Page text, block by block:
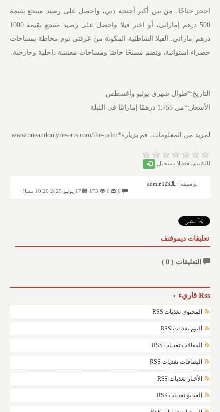
احجز جناحًا، من بين أكبر أجنحة دبي، واحصل على رصيد منتجع بقيمة
500 درهم إماراتي، أو اختر فيلا واحصل على رصيد منتجع بقيمة 1000
درهم إماراتي. الفيلا الشاطئية المكونة من غرفتي نوم محاطة بمساحات
خضراء استوائية، وتضم مسبحًا خاصًا ومساحات معيشة داخلية وخارجية.
التاريخ:*طوال شهري يوليو وأغسطس
الأسعار:*من 1,755 درهمًا إماراتيًا في الليلة
لمزيد من المعلومات، قم بزيارة*www.oneandonlyresorts.com/the-palm
للتقييم، فضلا تسجيل
بواسطة :
admin123
173
تعليقات ديموفنف
التعليقات ( 0
)
Rss قاريء
المحتوى تغذيات RSS
ألبوم تغذيات RSS
المقالات تغذيات RSS
البطاقات تغذيات RSS
الأخبار تغذيات RSS
الفيديو تغذيات RSS